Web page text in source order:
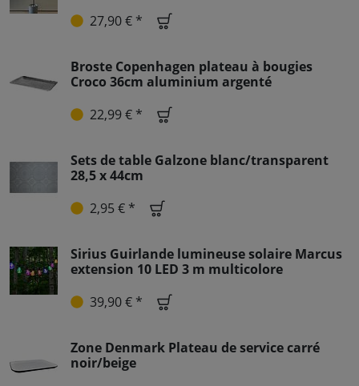
27,90 € *
Broste Copenhagen plateau à bougies
Croco 36cm aluminium argenté
22,99 € *
Sets de table Galzone blanc/transparent
28,5 x 44cm
2,95 € *
Sirius Guirlande lumineuse solaire Marcus
extension 10 LED 3 m multicolore
39,90 € *
Zone Denmark Plateau de service carré
noir/beige